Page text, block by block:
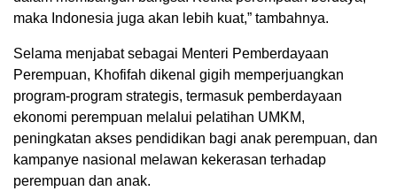
maka Indonesia juga akan lebih kuat,” tambahnya.
Selama menjabat sebagai Menteri Pemberdayaan
Perempuan, Khofifah dikenal gigih memperjuangkan
program-program strategis, termasuk pemberdayaan
ekonomi perempuan melalui pelatihan UMKM,
peningkatan akses pendidikan bagi anak perempuan, dan
kampanye nasional melawan kekerasan terhadap
perempuan dan anak.